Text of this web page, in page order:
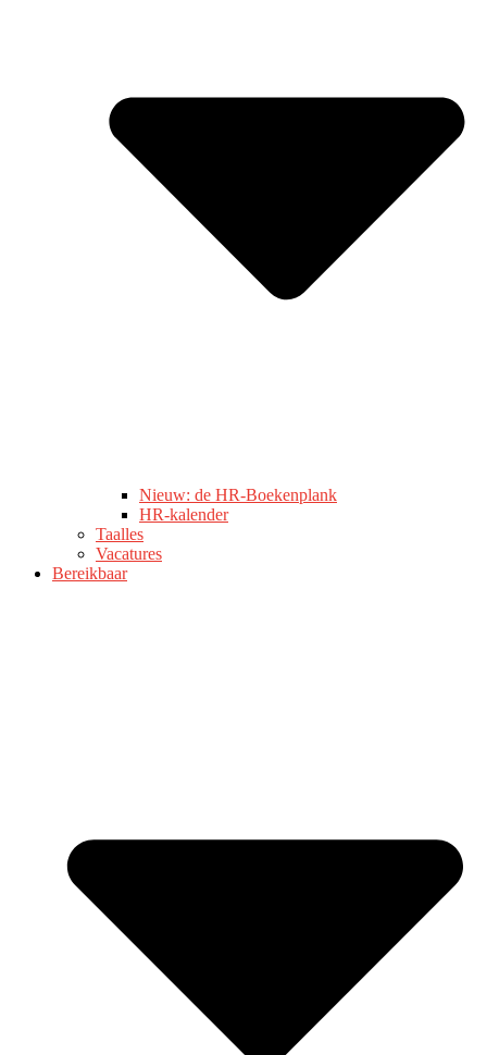
Nieuw: de HR-Boekenplank
HR-kalender
Taalles
Vacatures
Bereikbaar